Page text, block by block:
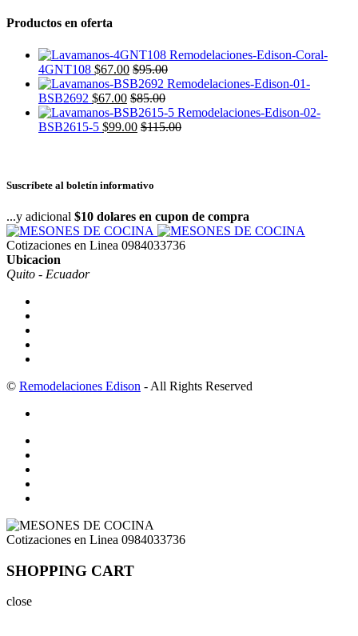
Productos en oferta
4GNT108 $67.00 $95.00
BSB2692 $67.00 $85.00
BSB2615-5 $99.00 $115.00
Suscríbete al boletín informativo
...y adicional $10 dolares en cupon de compra
Cotizaciones en Linea 0984033736
Ubicacion
Quito - Ecuador
© Remodelaciones Edison - All Rights Reserved
Cotizaciones en Linea 0984033736
SHOPPING CART
close